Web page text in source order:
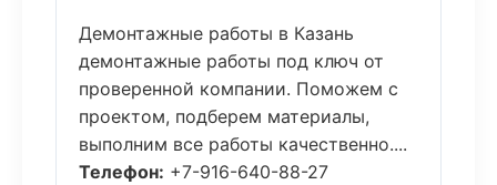
Демонтажные работы в Казань
демонтажные работы под ключ от
проверенной компании. Поможем с
проектом, подберем материалы,
выполним все работы качественно....
Телефон: +7-916-640-88-27